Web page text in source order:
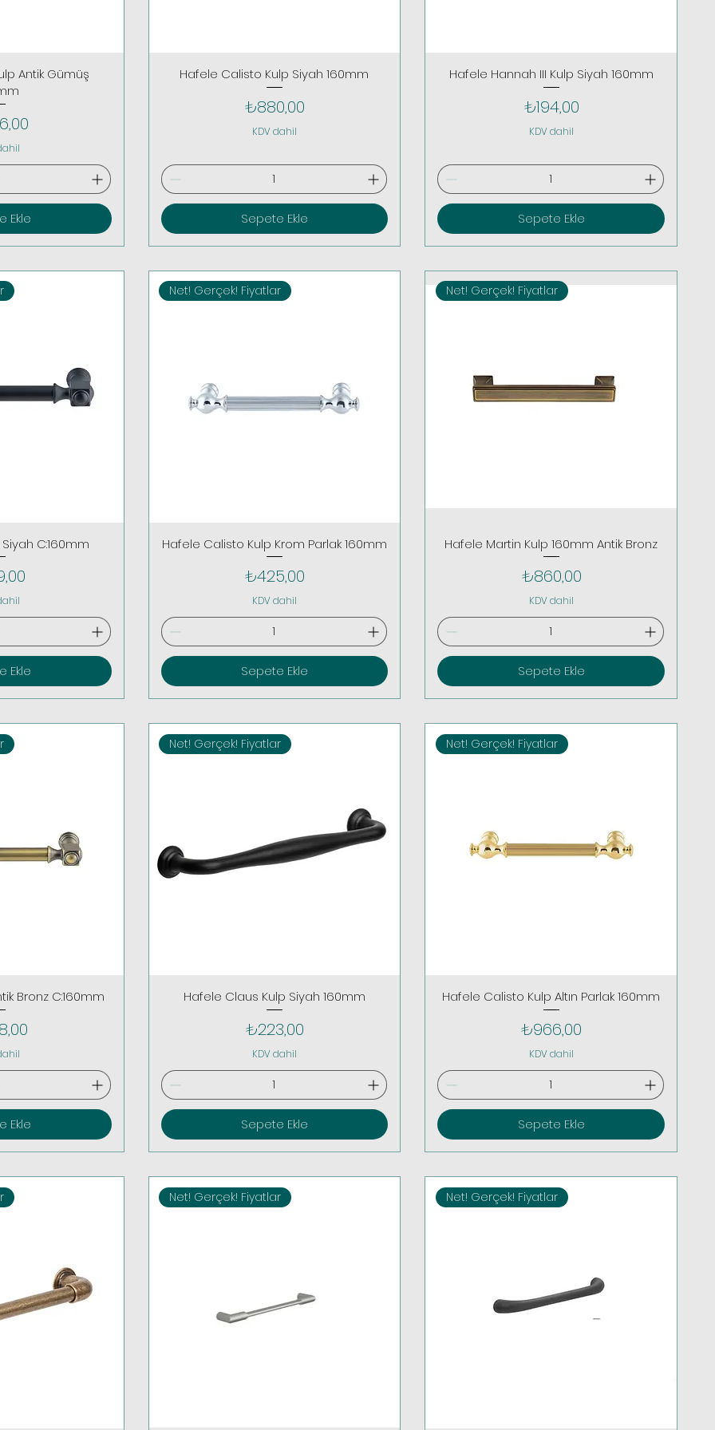
Antik Gümüş
Ekle
Hafele Calisto Kulp Siyah 160mm
Fiyat
₺880,00
KDV dahil
Sepete Ekle
Hafele Hannah III Kulp Siyah 160mm
Fiyat
₺194,00
KDV dahil
Sepete Ekle
C:160mm
Ekle
Net! Gerçek! Fiyatlar
Hafele Calisto Kulp Krom Parlak 160mm
Fiyat
₺425,00
KDV dahil
Sepete Ekle
Net! Gerçek! Fiyatlar
Hafele Martin Kulp 160mm Antik Bronz
Fiyat
₺860,00
KDV dahil
Sepete Ekle
Bronz C:160mm
Ekle
Net! Gerçek! Fiyatlar
Hafele Claus Kulp Siyah 160mm
Fiyat
₺223,00
KDV dahil
Sepete Ekle
Net! Gerçek! Fiyatlar
Hafele Calisto Kulp Altın Parlak 160mm
Fiyat
₺966,00
KDV dahil
Sepete Ekle
Net! Gerçek! Fiyatlar Net! Gerçek! Fiyatlar